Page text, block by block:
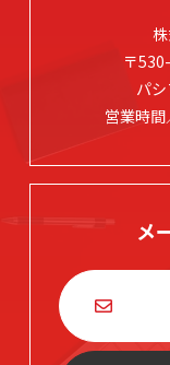
〒
パ
営業時
メ